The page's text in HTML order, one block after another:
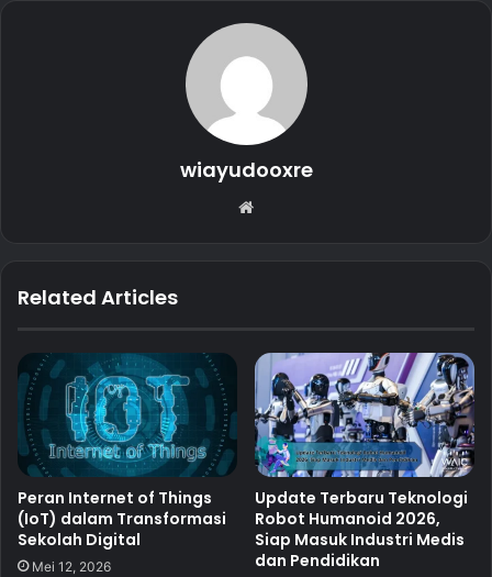
wiayudooxre
Related Articles
Peran Internet of Things
(IoT) dalam Transformasi
Sekolah Digital
Mei 12, 2026
Update Terbaru Teknologi
Robot Humanoid 2026,
Siap Masuk Industri Medis
dan Pendidikan